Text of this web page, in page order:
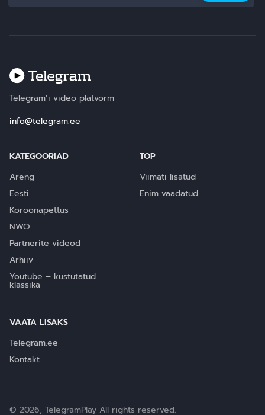
Telegram’i video platvorm
info@telegram.ee
KATEGOORIAD
Areng
Eesti
Koroonapettus
NWO
Partnerite videod
Arhiiv
Youtube – kustutatud
klassika
TOP
Viimati lisatud
Enim vaadatud
VAATA LISAKS
Telegram.ee
Kontakt
© 2026, TelegramPlay All rights reserved.